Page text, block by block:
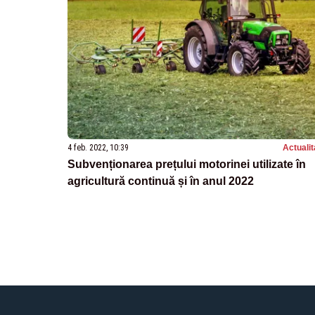
4 feb. 2022, 10:39
Subvenționarea prețului motorinei utilizate în
agricultură continuă și în anul 2022